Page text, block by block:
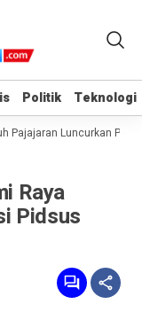
Politik Teknologi
Politik Teknologi
Luncurkan
Raya
Pidsus